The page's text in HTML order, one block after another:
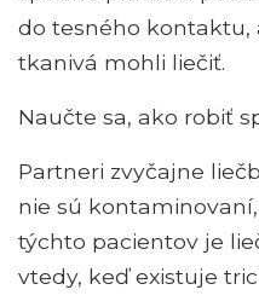
do tesného kontaktu,
tkanivá mohli liečiť.
Naučte sa, ako robiť
Partneri zvyčajne
nie sú
týchto pacientov je
vtedy, keď existuje